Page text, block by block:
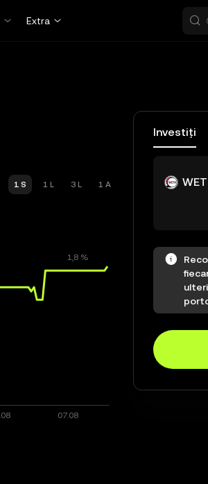
Extra
1 S 1 L 3 L 1 A
Investiți